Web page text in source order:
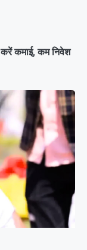
कमाई, कम निवेश